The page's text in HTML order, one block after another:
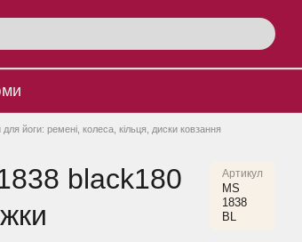
йоги: ремені, колеса, кільця, диски ковзання
black180
Артикул
MS
1838
BL